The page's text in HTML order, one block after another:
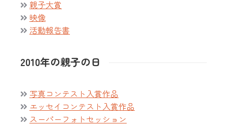
親子大賞
映像
活動報告書
2010年の親子の日
写真コンテスト入賞作品
エッセイコンテスト入賞作品
スーパーフォトセッション